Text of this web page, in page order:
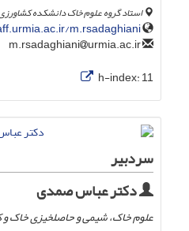
استاد گروه علوم خاک دانشکده
m.rsadaghiani
urmia.ac.ir
h-index:11
سردبیر
دکتر عباس صمدی
علوم خاک، شیمی و حاصلخیزی خاک و